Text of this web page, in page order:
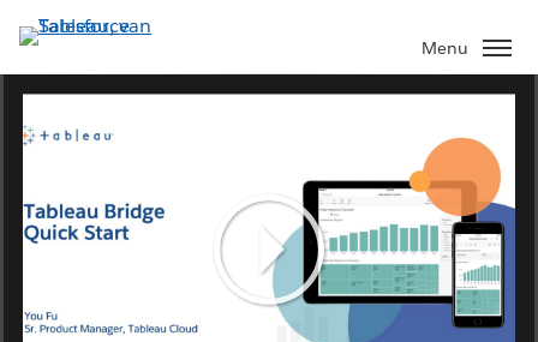
Verder
naar
hoofdinhoud
Menu
Play